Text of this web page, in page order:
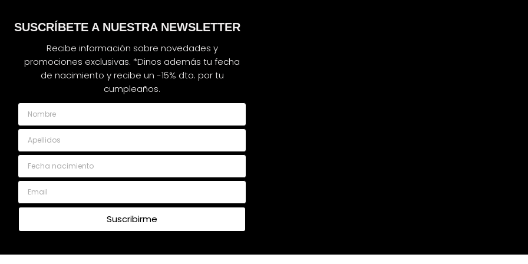
SUSCRÍBETE A NUESTRA NEWSLETTER
Recibe información sobre novedades y
promociones exclusivas. *Dinos además tu fecha
de nacimiento y recibe un -15% dto. por tu
cumpleaños.
Nombre
Apellidos
Fecha nacimiento
Email
Suscribirme